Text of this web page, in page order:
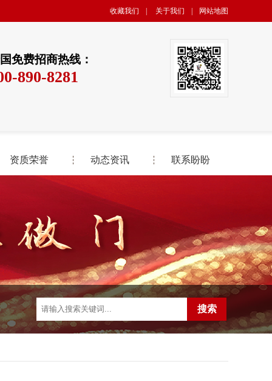
收藏我们 关于我们 网站地图
免费招商热线：
890-8281
资质荣誉 动态资讯 联系盼盼